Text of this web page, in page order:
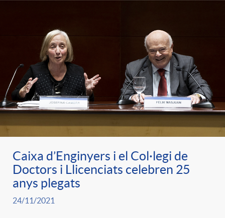
Caixa d’Enginyers i el Col·legi de
Doctors i Llicenciats celebren 25
anys plegats
24/11/2021